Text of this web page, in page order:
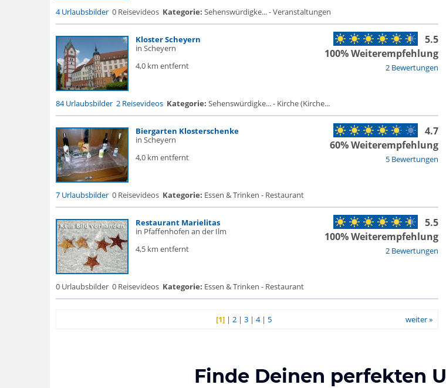
4 Urlaubsbilder 0 Reisevideos Kategorie: Sehenswürdigke... - Veranstaltungen
Kloster Scheyern
in Scheyern
4,0 km entfernt
2 Bewertungen
5.5
100% Weiterempfehlung
84 Urlaubsbilder 2 Reisevideos Kategorie: Sehenswürdigke... - Kirche (Kirche...
Biergarten Klosterschenke
in Scheyern
4,0 km entfernt
5 Bewertungen
4.7
60% Weiterempfehlung
7 Urlaubsbilder 0 Reisevideos Kategorie: Essen & Trinken - Restaurant
Restaurant Marielitas
in Pfaffenhofen an der Ilm
4,5 km entfernt
2 Bewertungen
5.5
100% Weiterempfehlung
0 Urlaubsbilder 0 Reisevideos Kategorie: Essen & Trinken - Restaurant
[1]| 2| 3| 4| 5 weiter »
Finde Deinen perfekten